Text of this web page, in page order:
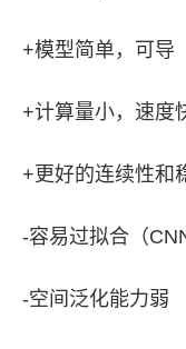
+模型简单，可导
+计算量小，速度
+更好的连续性和
-容易过拟合（
-空间泛化能力弱